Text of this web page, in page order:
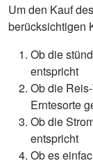
Um den Kauf
berücksichtigen
Ob die
entspricht
Ob die
Erntesorte
Ob die
entspricht
Ob es